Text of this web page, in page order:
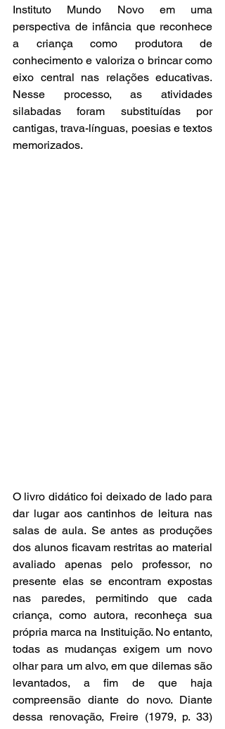
Instituto Mundo Novo em uma
perspectiva de infância que reconhece
a criança como produtora de
conhecimento e valoriza o brincar como
eixo central nas relações educativas.
Nesse processo, as atividades
silabadas foram substituídas por
cantigas, trava-línguas, poesias e textos
memorizados.
O livro didático foi deixado de lado para
dar lugar aos cantinhos de leitura nas
salas de aula. Se antes as produções
dos alunos ficavam restritas ao material
avaliado apenas pelo professor, no
presente elas se encontram expostas
nas paredes, permitindo que cada
criança, como autora, reconheça sua
própria marca na Instituição. No entanto,
todas as mudanças exigem um novo
olhar para um alvo, em que dilemas são
levantados, a fim de que haja
compreensão diante do novo. Diante
dessa renovação, Freire (1979, p. 33)